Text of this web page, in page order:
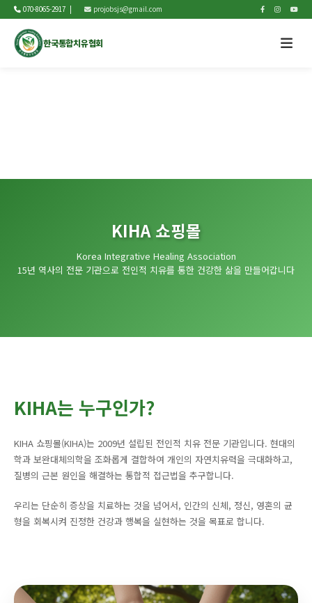
070-8065-2917 | projobsjs@gmail.com
한국통합치유협회
KIHA 쇼핑몰
Korea Integrative Healing Association
15년 역사의 전문 기관으로 전인적 치유를 통한 건강한 삶을 만들어갑니다
KIHA는 누구인가?
KIHA 쇼핑몰(KIHA)는 2009년 설립된 전인적 치유 전문 기관입니다. 현대의
학과 보완대체의학을 조화롭게 결합하여 개인의 자연치유력을 극대화하고,
질병의 근본 원인을 해결하는 통합적 접근법을 추구합니다.
우리는 단순히 증상을 치료하는 것을 넘어서, 인간의 신체, 정신, 영혼의 균
형을 회복시켜 진정한 건강과 행복을 실현하는 것을 목표로 합니다.